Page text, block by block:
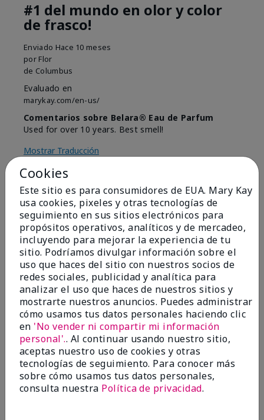
#1 del mundo en olor y color
de frasco!
Enviado Hace 10 meses
por Flor
de Columbus
Evaluado en
marykay.com/en-us/
Comentarios sobre Belara® Eau de Parfum
Used for over 10 years. Best smell!
Mostrar Traducción
Conclusión
¿Le ha resultado útil esta
opinión?
4 0
Marcar esta opinión
5
Kristen
EnviadoHace 10 meses
por Jennifer
de MECHANCSBRG
Comprador verificado
Cookies
Este sitio es para consumidores de EUA. Mary Kay
usa cookies, pixeles y otras tecnologías de
seguimiento en sus sitios electrónicos para
propósitos operativos, analíticos y de mercadeo,
incluyendo para mejorar la experiencia de tu
sitio. Podríamos divulgar información sobre el
uso que haces del sitio con nuestros socios de
redes sociales, publicidad y analítica para
analizar el uso que haces de nuestros sitios y
mostrarte nuestros anuncios. Puedes administrar
cómo usamos tus datos personales haciendo clic
en 'No vender ni compartir mi información
personal'.. Al continuar usando nuestro sitio,
aceptas nuestro uso de cookies y otras
tecnologías de seguimiento. Para conocer más
sobre cómo usamos tus datos personales,
consulta nuestra Política de privacidad.